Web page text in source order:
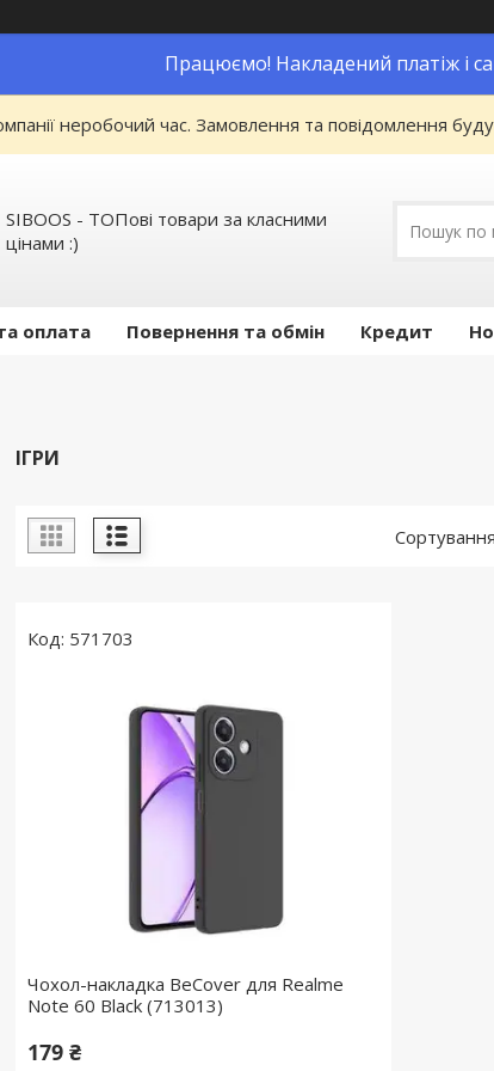
Працюємо! Накладений платіж і
неробочий час. Замовлення та повідомлення
SIBOOS - ТОПові товари за класними
цінами :)
оплата Повернення та обмін Кредит
ІГРИ
571703
Чохол-накладка BeCover для Realme
Note 60 Black (713013)
179 ₴